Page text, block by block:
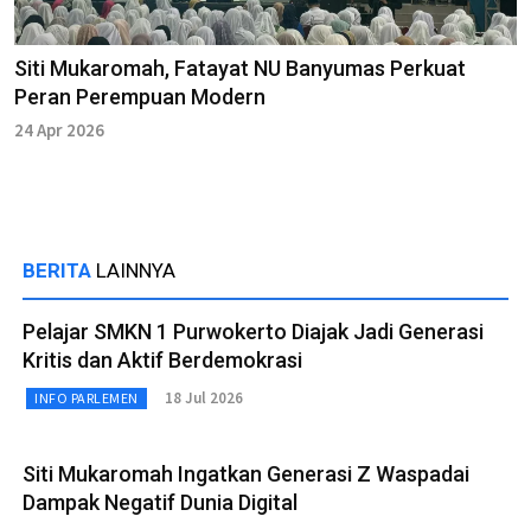
Siti Mukaromah, Fatayat NU Banyumas Perkuat
Peran Perempuan Modern
24 Apr 2026
BERITA LAINNYA
Pelajar SMKN 1 Purwokerto Diajak Jadi Generasi
Kritis dan Aktif Berdemokrasi
INFO PARLEMEN 18 Jul 2026
Siti Mukaromah Ingatkan Generasi Z Waspadai
Dampak Negatif Dunia Digital